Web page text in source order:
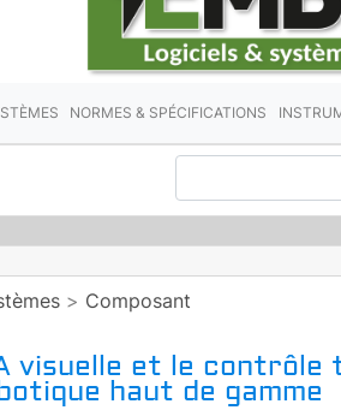
NORMES & SPÉCIFICATIONS
> Composant
visuelle et le contrôle
haut de gamme